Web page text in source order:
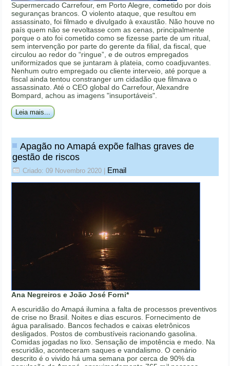
Supermercado Carrefour, em Porto Alegre, cometido por dois
seguranças brancos. O violento ataque, que resultou em
assassinato, foi filmado e divulgado à exaustão. Não houve no
país quem não se revoltasse com as cenas, principalmente
porque o ato foi cometido como se fizesse parte de um ritual,
sem intervenção por parte do gerente da filial, da fiscal, que
circulou ao redor do “ringue”, e de outros empregados
uniformizados que se juntaram à plateia, como coadjuvantes.
Nenhum outro empregado ou cliente interveio, até porque a
fiscal ainda tentou constranger um cidadão que filmava o
assassinato. Até o CEO global do Carrefour, Alexandre
Bompard, achou as imagens "insuportáveis".
Leia mais...
Apagão no Amapá expõe falhas graves de
gestão de riscos
Criado: 09 Novembro 2020 | Email
Ana Negreiros e João José Forni*
A escuridão do Amapá ilumina a falta de processos preventivos
de crise no Brasil. Noites e dias escuros. Fornecimento de
água paralisado. Bancos fechados e caixas eletrônicos
desligados. Postos de combustíveis racionando gasolina.
Comidas jogadas no lixo. Sensação de impotência e medo. Na
escuridão, aconteceram saques e vandalismo. O cenário
descrito é o vivido há uma semana por cerca de 90% da